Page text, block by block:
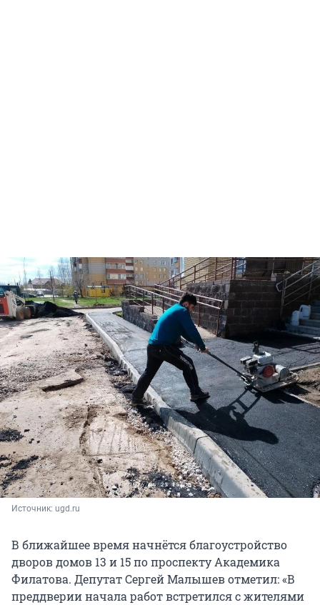
Источник: ugd.ru
В ближайшее время начнётся благоустройство
дворов домов 13 и 15 по проспекту Академика
Филатова. Депутат Сергей Малышев отметил: «В
преддверии начала работ встретился с жителями